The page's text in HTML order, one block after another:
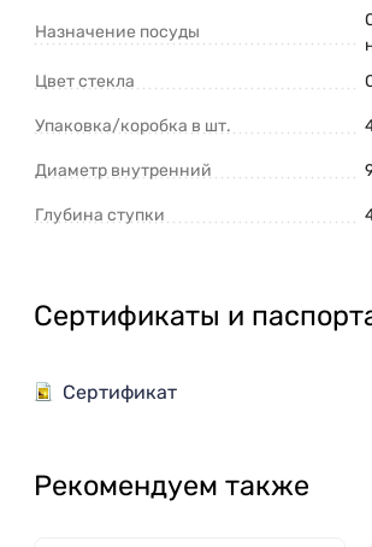
Назначение посуды
Цвет стекла
Упаковка/коробка в шт.
Диаметр внутренний
Глубина ступки
Сертификаты и
Сертификат
Рекомендуем также